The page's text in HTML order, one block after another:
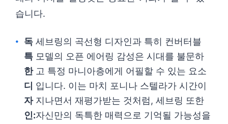
습니다.
독
특
한
디
자
인:
세브링의 곡선형 디자인과 특히 컨버터블
모델의 오픈 에어링 감성은 시대를 불문하
고 특정 마니아층에게 어필할 수 있는 요소
입니다. 이는 마치 포니나 스텔라가 시간이
지나면서 재평가받는 것처럼, 세브링 또한
자신만의 독특한 매력으로 기억될 가능성을